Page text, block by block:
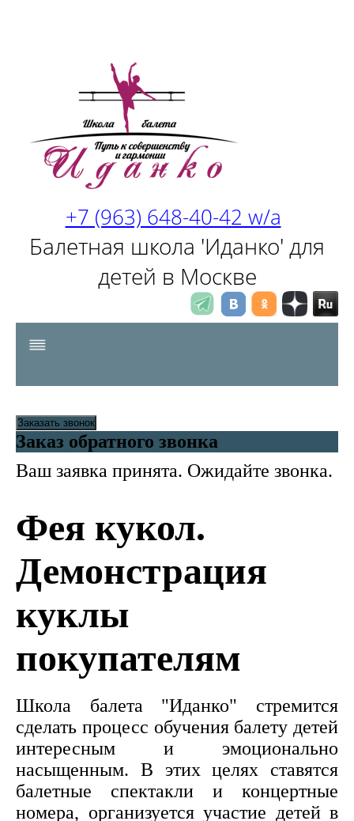
+7 (963) 648-40-42 w/a
Балетная школа 'Иданко' для
детей в Москве
Заказать звонок
Заказ обратного звонка
Ваш заявка принята. Ожидайте звонка.
Фея кукол.
Демонстрация
куклы
покупателям
Школа балета "Иданко" стремится
сделать процесс обучения балету детей
интересным и эмоционально
насыщенным. В этих целях ставятся
балетные спектакли и концертные
номера, организуется участие детей в